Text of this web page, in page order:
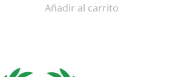
Añadir al carrito